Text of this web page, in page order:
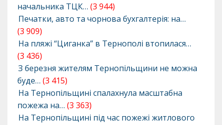
начальника ТЦК… (3 944)
Печатки, авто та чорнова бухгалтерія: на…
(3 909)
На пляжі “Циганка” в Тернополі втопилася…
(3 436)
З березня жителям Тернопільщини не можна
буде… (3 415)
На Тернопільщині спалахнула масштабна
пожежа на… (3 363)
На Тернопільщині під час пожежі житлового